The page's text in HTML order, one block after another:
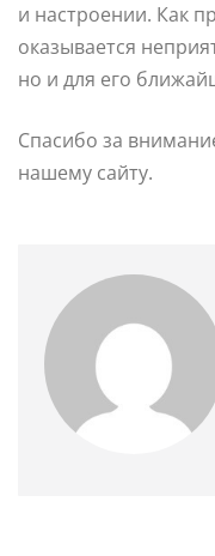
и настроении. Как
оказывается
но и для его
Спасибо за
нашему сайту.